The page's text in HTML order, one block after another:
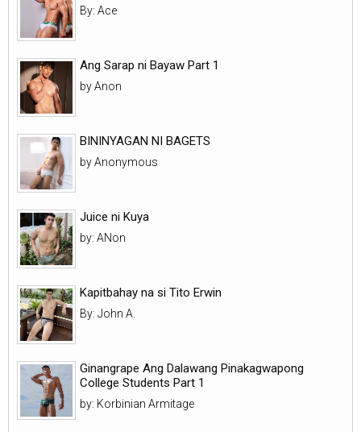
By: Ace
Ang Sarap ni Bayaw Part 1
by Anon
BININYAGAN NI BAGETS
by Anonymous
Juice ni Kuya
by: ANon
Kapitbahay na si Tito Erwin
By: John A.
Ginangrape Ang Dalawang Pinakagwapong
College Students Part 1
by: Korbinian Armitage